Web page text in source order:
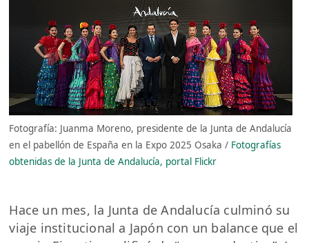
Fotografía: Juanma Moreno, presidente de la Junta de Andalucía
en el pabellón de España en la Expo 2025 Osaka / Fotografías
obtenidas de la Junta de Andalucía, portal Flickr
Hace un mes, la Junta de Andalucía culminó su
viaje institucional a Japón con un balance que el